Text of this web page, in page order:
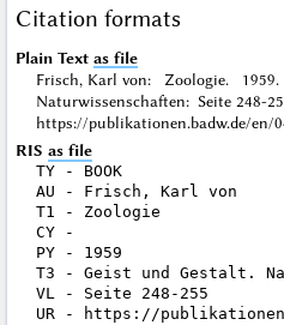
Citation formats
Plain Text as file
Frisch, Karl von: Zoologie.
Naturwissenschaften: Seite 248-
https://publikationen.badw.de/en/
RIS as file
TY - BOOK
AU - Frisch, Karl von
T1 - Zoologie
CY -
PY - 1959
T3 - Geist und Gestalt.
VL - Seite 248-255
UR - https://